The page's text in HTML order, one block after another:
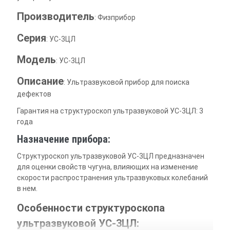
Производитель: Физприбор
Серия: УС-3ЦЛ
Модель: УС-3ЦЛ
Описание: Ультразвуковой прибор для поиска
дефектов
Гарантия на структуроскоп ультразвуковой УС-3ЦЛ: 3
года
Назначение прибора:
Структуроскоп ультразвуковой УС-3ЦЛ предназначен
для оценки свойств чугуна, влияющих на изменение
скорости распространения ультразвуковых колебаний
в нем.
Особенности структуроскопа
ультразвуковой УС-3ЦЛ: